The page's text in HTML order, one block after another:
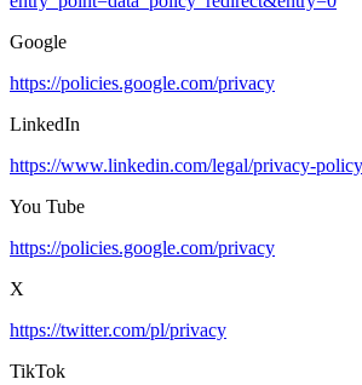
Google
https://policies.google.com/privacy
LinkedIn
https://www.linkedin.com/legal/privacy-policy
You Tube
https://policies.google.com/privacy
X
https://twitter.com/pl/privacy
TikTok